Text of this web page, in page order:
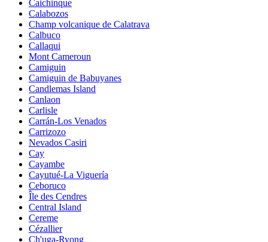
Caichinque
Calabozos
Champ volcanique de Calatrava
Calbuco
Callaqui
Mont Cameroun
Camiguin
Camiguin de Babuyanes
Candlemas Island
Canlaon
Carlisle
Carrán-Los Venados
Carrizozo
Nevados Casiri
Cay
Cayambe
Cayutué-La Viguería
Ceboruco
Île des Cendres
Central Island
Cereme
Cézallier
Ch'uga-Ryong